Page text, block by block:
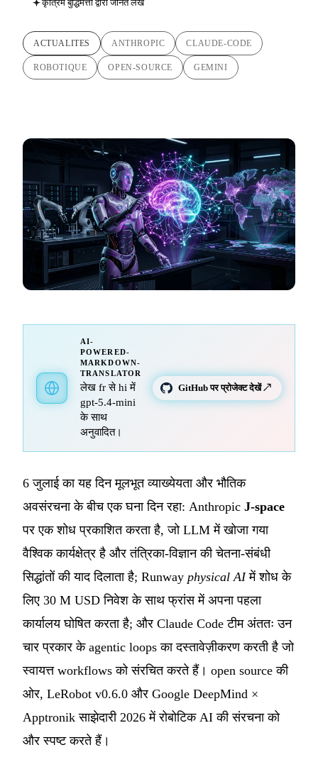
कृत्रिम बुद्धिमत्ता द्वारा जनित लेख
ACTUALITES ANTHROPIC CLAUDE-CODE
ROBOTIQUE OPEN-SOURCE GEMINI
AI-
POWERED-
MARKDOWN-
TRANSLATOR
लेख fr से hi में
gpt-5.4-mini
के साथ
अनुवादित।
GitHub पर प्रोजेक्ट देखें ↗
6 जुलाई का यह दिन मूलभूत व्याख्येयता और भौतिक
अवसंरचना के बीच एक घना दिन रहा: Anthropic J-space
पर एक शोध प्रकाशित करता है, जो LLM में खोजा गया
वैश्विक कार्यक्षेत्र है और तंत्रिका-विज्ञान की चेतना-संबंधी
सिद्धांतों की याद दिलाता है; Runway physical AIमें शोध के
लिए 30 M USD निवेश के साथ फ्रांस में अपना पहला
कार्यालय घोषित करता है; और Claude Code टीम अंततः उन
चार प्रकार के agentic loops का दस्तावेज़ीकरण करती है जो
स्वायत्त workflows को संरचित करते हैं। open source की
ओर, LeRobot v0.6.0 और Google DeepMind ×
Apptronik साझेदारी 2026 में रोबोटिक AI की संरचना को
और स्पष्ट करते हैं।